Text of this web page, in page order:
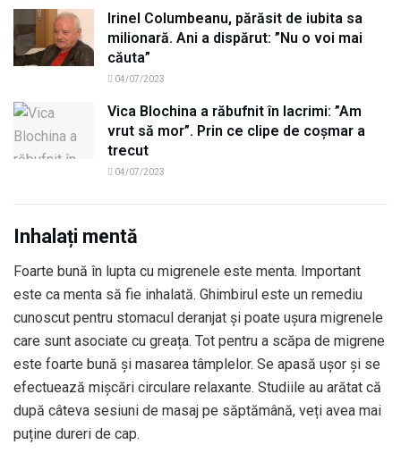
Irinel Columbeanu, părăsit de iubita sa
milionară. Ani a dispărut: ”Nu o voi mai
căuta”
04/07/2023
Vica Blochina a răbufnit în lacrimi: ”Am
vrut să mor”. Prin ce clipe de coșmar a
trecut
04/07/2023
Inhalați mentă
Foarte bună în lupta cu migrenele este menta. Important
este ca menta să fie inhalată. Ghimbirul este un remediu
cunoscut pentru stomacul deranjat și poate ușura migrenele
care sunt asociate cu greața. Tot pentru a scăpa de migrene
este foarte bună și masarea tâmplelor. Se apasă ușor și se
efectuează mișcări circulare relaxante. Studiile au arătat că
după câteva sesiuni de masaj pe săptămână, veți avea mai
puține dureri de cap.